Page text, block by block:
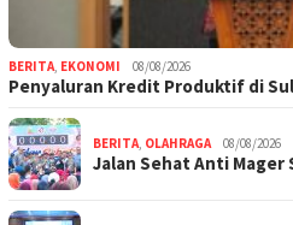
BERITA, EKONOMI 08/08/2026
Penyaluran Kredit Produktif di
BERITA, OLAHRAGA 08/08/2026
Jalan Sehat Anti Mager